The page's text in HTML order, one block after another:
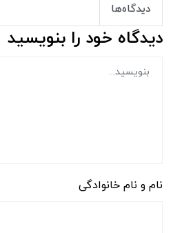
دیدگاه‌ها
دیدگاه خود را بنویسید
نام و نام خانوادگی